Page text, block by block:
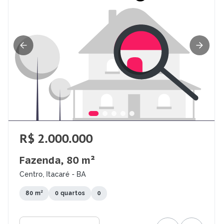
R$ 2.000.000
Fazenda, 80 m²
Centro, Itacaré - BA
80 m² 0 quartos 0